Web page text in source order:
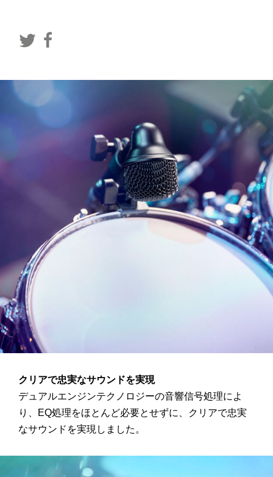
クリアで忠実なサウンドを実現
デュアルエンジンテクノロジーの音響信号処理によ
り、EQ処理をほとんど必要とせずに、クリアで忠実
なサウンドを実現しました。